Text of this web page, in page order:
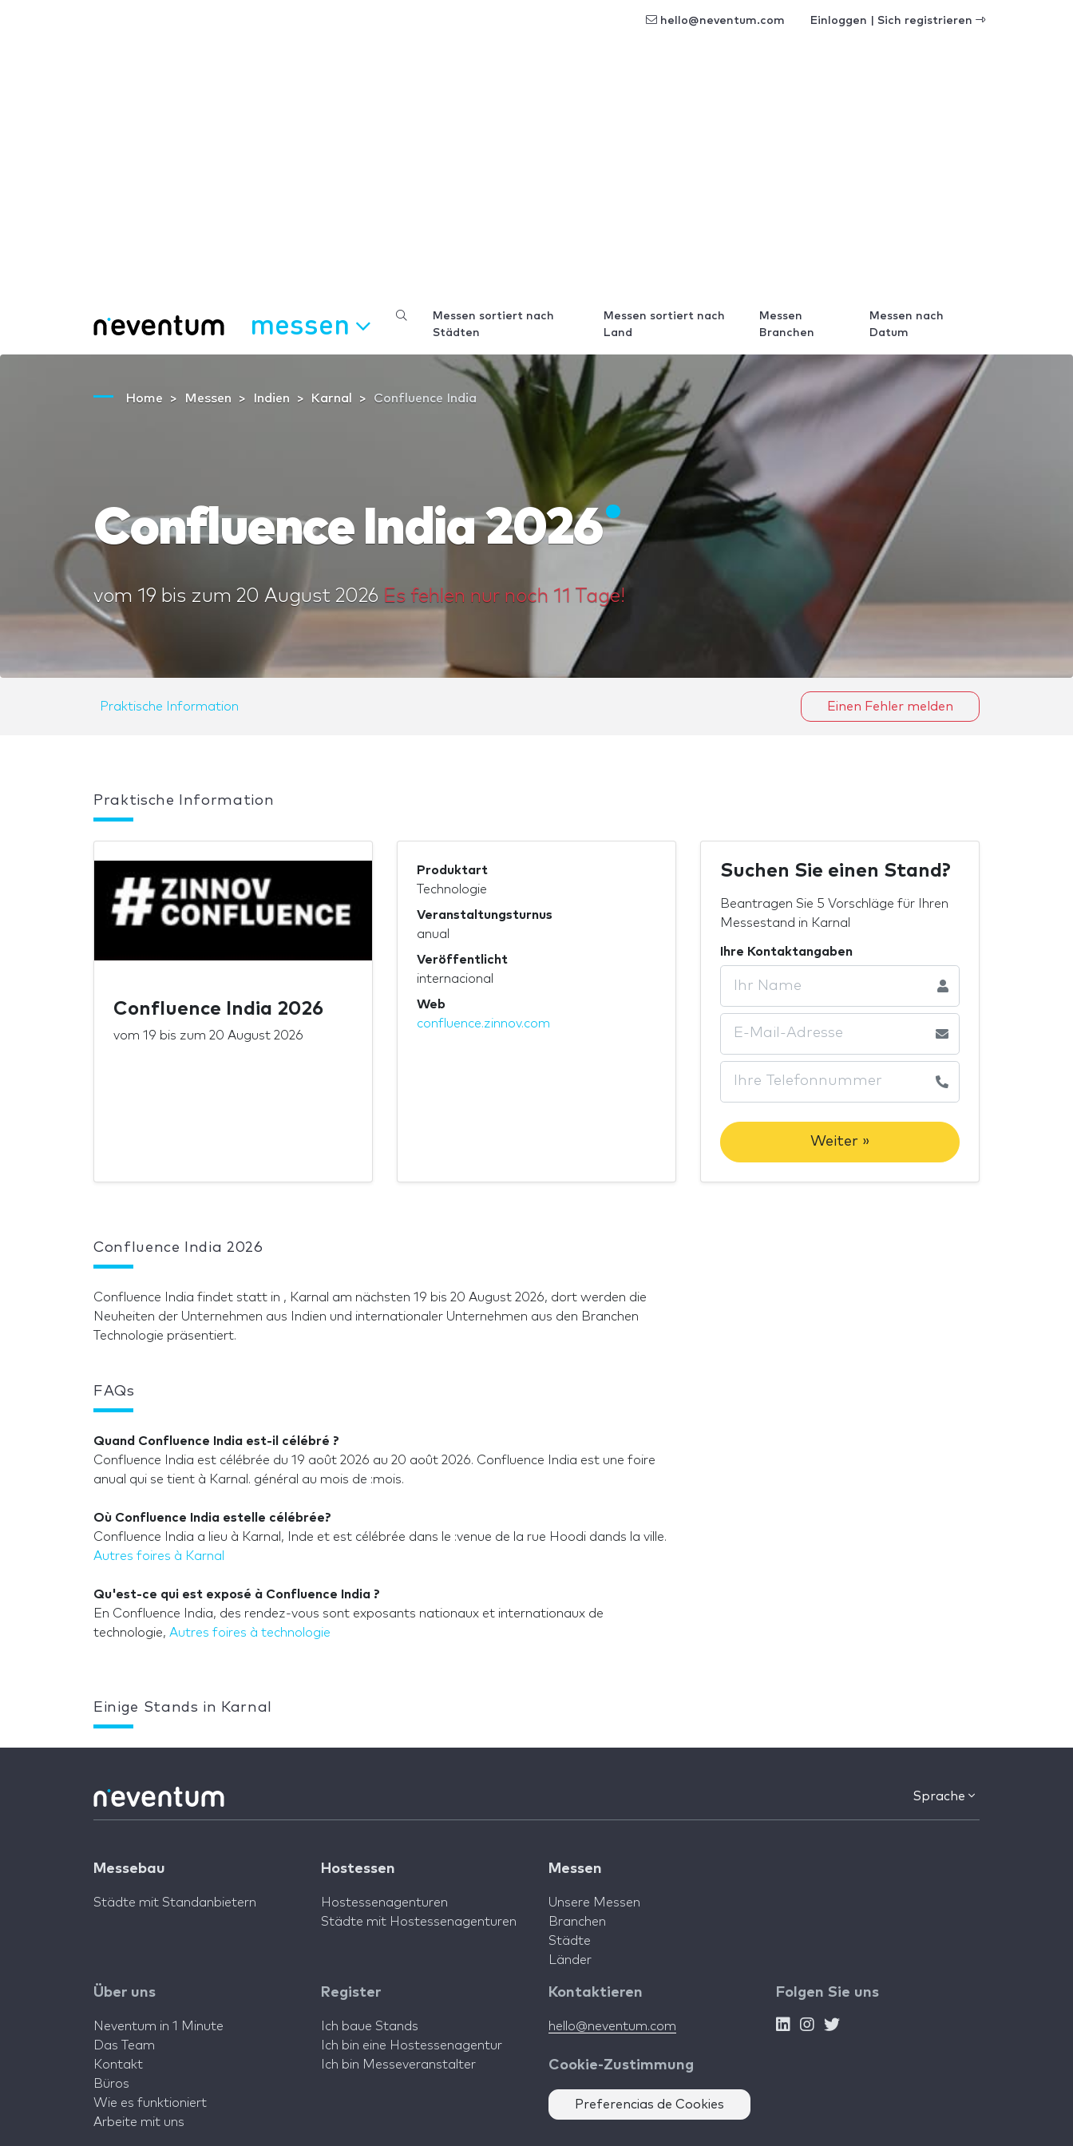
hello@neventum.com Einloggen | Sich registrieren
messen
Messen sortiert nach
Städten
Messen sortiert nach
Land
Messen
Branchen
Messen nach
Datum
Home Messen Indien Karnal Confluence India
Confluence India 2026
vom 19 bis zum 20 August 2026 Es fehlen nur noch 11 Tage!
Praktische Information Einen Fehler melden
Praktische Information
Confluence India 2026
vom 19 bis zum 20 August 2026
Produktart
Technologie
Veranstaltungsturnus
anual
Veröffentlicht
internacional
Web
confluence.zinnov.com
Suchen Sie einen Stand?
Beantragen Sie 5 Vorschläge für Ihren
Messestand in Karnal
Ihre Kontaktangaben
Weiter »
Confluence India 2026
Confluence India findet statt in , Karnal am nächsten 19 bis 20 August 2026, dort werden die
Neuheiten der Unternehmen aus Indien und internationaler Unternehmen aus den Branchen
Technologie präsentiert.
FAQs
Quand Confluence India est-il célébré ?
Confluence India est célébrée du 19 août 2026 au 20 août 2026. Confluence India est une foire
anual qui se tient à Karnal. général au mois de :mois.
Où Confluence India estelle célébrée?
Confluence India a lieu à Karnal, Inde et est célébrée dans le :venue de la rue Hoodi dands la ville.
Autres foires à Karnal
Qu'est-ce qui est exposé à Confluence India ?
En Confluence India, des rendez-vous sont exposants nationaux et internationaux de
technologie, Autres foires à technologie
Einige Stands in Karnal
Sprache
Messebau
Städte mit Standanbietern
Hostessen
Hostessenagenturen
Städte mit Hostessenagenturen
Messen
Unsere Messen
Branchen
Städte
Länder
Über uns
Neventum in 1 Minute
Das Team
Kontakt
Büros
Wie es funktioniert
Arbeite mit uns
Register
Ich baue Stands
Ich bin eine Hostessenagentur
Ich bin Messeveranstalter
Kontaktieren
hello@neventum.com
Cookie-Zustimmung
Preferencias de Cookies
Folgen Sie uns